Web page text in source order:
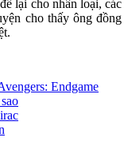
lại cho nhân loại, các
cho thấy ông đồng
Endgame